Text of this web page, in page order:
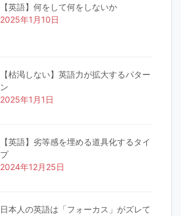
【英語】何をして何をしないか
2025年1月10日
【枯渇しない】英語力が拡大するパター
ン
2025年1月1日
【英語】劣等感を埋める道具化するタイ
プ
2024年12月25日
日本人の英語は「フォーカス」がズレて